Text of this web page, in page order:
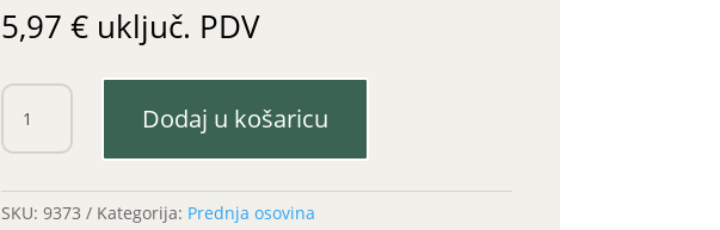
5,97 € uključ. PDV
Kuglasti
oslonac
uporne
unutarnji
Dodaj u košaricu
SKU: 9373 Kategorija: Prednja osovina